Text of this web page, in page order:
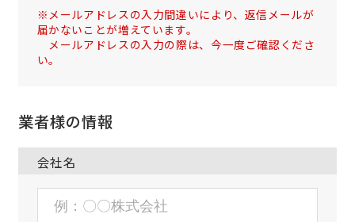
※メールアドレスの入力間違いにより、返信メールが
届かないことが増えています。
メールアドレスの入力の際は、今一度ご確認くださ
い。
業者様の情報
会社名